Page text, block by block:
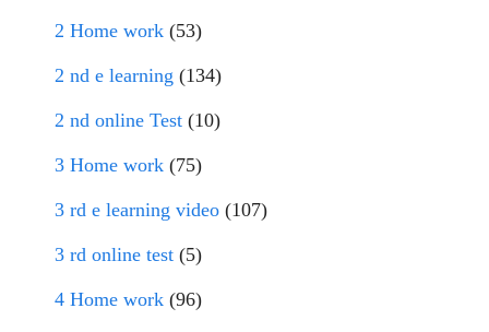
2 Home work (53)
2 nd e learning (134)
2 nd online Test (10)
3 Home work (75)
3 rd e learning video (107)
3 rd online test (5)
4 Home work (96)